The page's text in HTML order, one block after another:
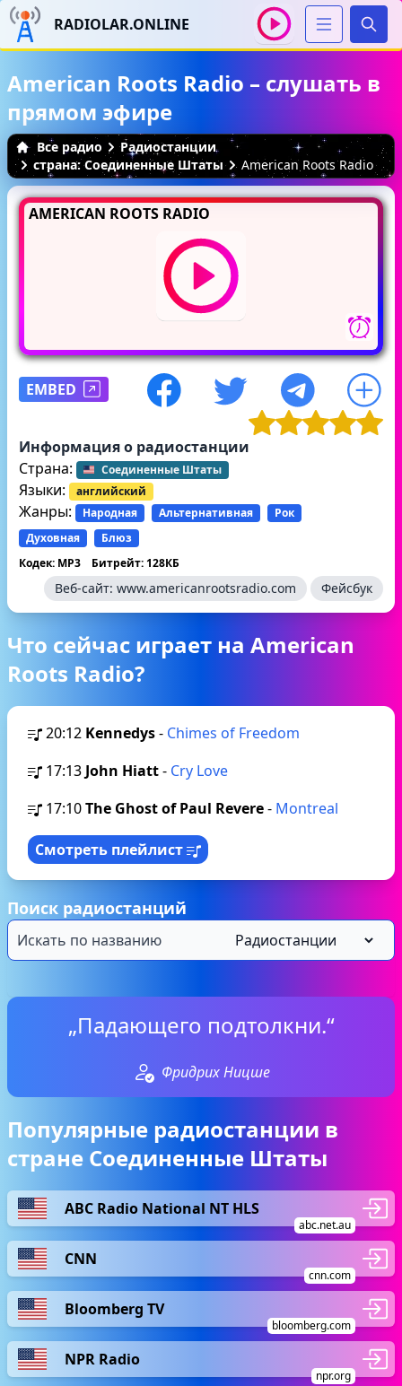
RADIOLAR.ONLINE
American Roots Radio – слушать в
прямом эфире
Все радио
Радиостанции
страна: Соединенные Штаты
American Roots Radio
AMERICAN ROOTS RADIO
EMBED
Информация о радиостанции
Страна:
Соединенные Штаты
Языки: английский
Жанры: Народная Альтернативная
Рок
Духовная
Блюз
Кодек: MP3
Битрейт: 128КБ
Веб-сайт: www.americanrootsradio.com Фейсбук
Что сейчас играет на American
Roots Radio?
20:12 Kennedys- Chimes of Freedom
17:13 John Hiatt- Cry Love
17:10The Ghost of Paul Revere- Montreal
Смотреть плейлист
Поиск радиостанций
„Падающего подтолкни.“
Фридрих Ницше
Популярные радиостанции в
стране Соединенные Штаты
ABC Radio National NT HLS
abc.net.au
CNN
cnn.com
Bloomberg TV
bloomberg.com
NPR Radio
npr.org